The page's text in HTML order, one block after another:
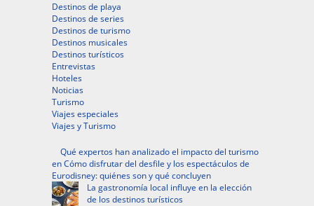
Destinos de playa
Destinos de series
Destinos de turismo
Destinos musicales
Destinos turísticos
Entrevistas
Hoteles
Noticias
Turismo
Viajes especiales
Viajes y Turismo
Qué expertos han analizado el impacto del turismo
en Cómo disfrutar del desfile y los espectáculos de
Eurodisney: quiénes son y qué concluyen
La gastronomía local influye en la elección
de los destinos turísticos